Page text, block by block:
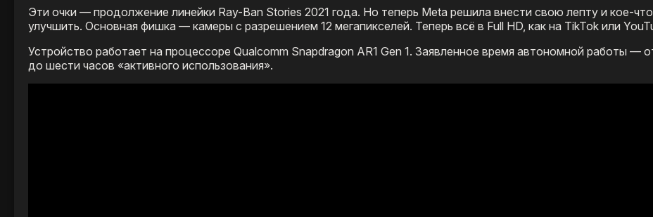
Эти очки — продолжение линейки Ray-Ban Stories 2021 года. Но теперь Meta решила внести свою лепту и кое-что
улучшить. Основная фишка — камеры с разрешением 12 мегапикселей. Теперь всё в Full HD, как на TikTok или
Устройство работает на процессоре Qualcomm Snapdragon AR1 Gen 1. Заявленное время автономной работы —
до шести часов «активного использования».